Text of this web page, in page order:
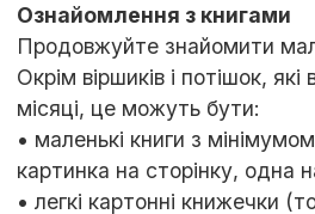
Ознайомлення з книгами
Продовжуйте знайомити
Окрім віршиків і потішок, які
місяці, це можуть бути:
• маленькі книги з
картинка на сторінку, одна
• легкі картонні книжечки